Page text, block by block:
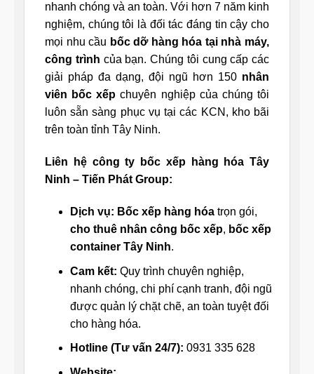
nhanh chóng và an toàn. Với hơn 7 năm kinh
nghiệm, chúng tôi là đối tác đáng tin cậy cho
mọi nhu cầu bốc dỡ hàng hóa tại nhà máy,
công trình của bạn. Chúng tôi cung cấp các
giải pháp đa dạng, đội ngũ hơn 150 nhân
viên bốc xếp chuyên nghiệp của chúng tôi
luôn sẵn sàng phục vụ tại các KCN, kho bãi
trên toàn tỉnh Tây Ninh.
Liên hệ công ty bốc xếp hàng hóa Tây
Ninh – Tiến Phát Group:
Dịch vụ: Bốc xếp hàng hóatrọn gói,
cho thuê nhân công bốc xếp, bốc xếp
container Tây Ninh.
Cam kết: Quy trình chuyên nghiệp,
nhanh chóng, chi phí cạnh tranh, đội ngũ
được quản lý chặt chẽ, an toàn tuyệt đối
cho hàng hóa.
Hotline (Tư vấn 24/7): 0931 335 628